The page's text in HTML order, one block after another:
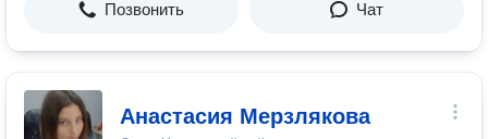
Позвонить Чат
Анастасия Мерзлякова